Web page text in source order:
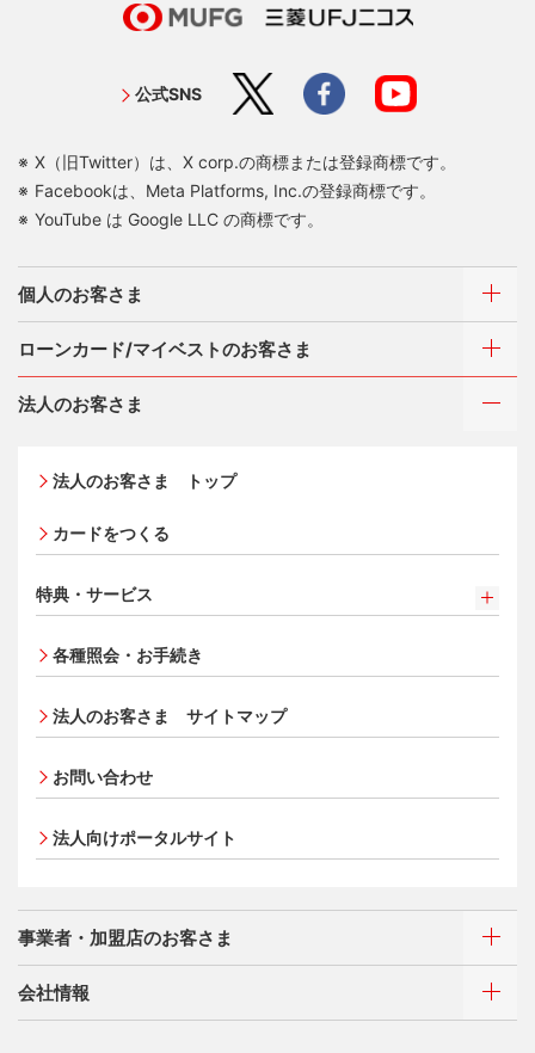
公式SNS
X（旧Twitter）は、X corp.の商標または登録商標です。
Facebookは、Meta Platforms, Inc.の登録商標です。
YouTube は Google LLC の商標です。
個人のお客さま
カードをつくるトップ
三菱ＵＦＪカード ゴールド
三菱ＵＦＪカード・プラチナ・アメリカン・エキスプレ
・カード
オンライン入会申し込みの流れ
追加できるカード・機能
UnionPay（銀聯）カード
家族カード
Apple Pay
タッチ決済
ポイントプログラム
選べるお支払方法
カードローン・キャッシング
お客さまサポート
ポイントプログラム
特典・サービス
選べるお支払方法
会員サイト
ポイントプログラム
ローンカード/マイベストのお客さま
ご利用・お支払い方法
借入時残高スライドリボルビング方式
Q&A・お問い合わせ
三菱UFJニコス ローンカード 各種規約
法人のお客さま
法人のお客さま トップ
カードをつくる
特典・サービス
三菱ＵＦＪカード会員の方
アメリカン・エキスプレス ®・カード 会員限定サービス
プラチナ会員さま専用の特別なサービス Platinum
Special Service
大規模企業のお客さまだけにご利用いただけるサービス
各種照会・お手続き
法人のお客さま サイトマップ
お問い合わせ
法人向けポータルサイト
事業者・加盟店のお客さま
会社情報